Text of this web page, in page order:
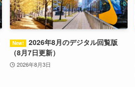
2026年8月のデジタル回覧版
（8月7日更新）
2026年8月3日